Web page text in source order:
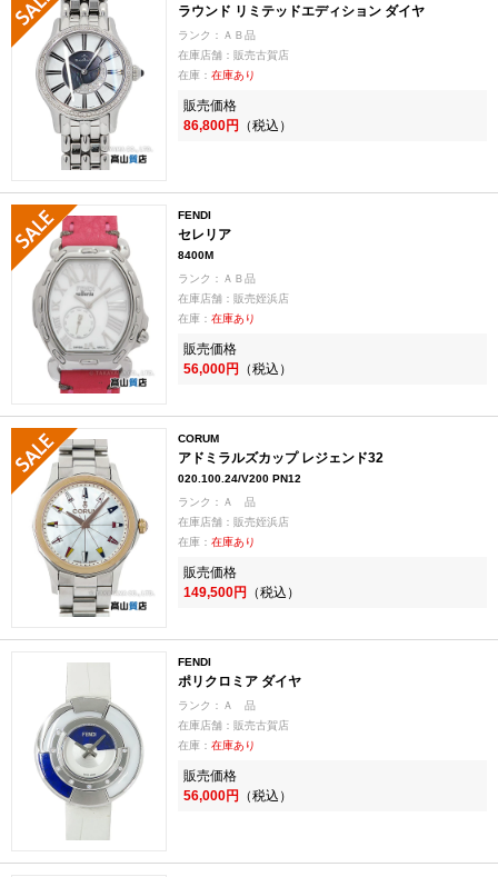
ラウンド リミテッドエディション ダイヤ
ランク：ＡＢ品
在庫店舗：販売古賀店
在庫： 在庫あり
販売価格
86,800円 （税込）
FENDI
セレリア
8400M
ランク：ＡＢ品
在庫店舗：販売姪浜店
在庫： 在庫あり
販売価格
56,000円 （税込）
CORUM
アドミラルズカップ レジェンド32
020.100.24/V200 PN12
ランク：Ａ 品
在庫店舗：販売姪浜店
在庫： 在庫あり
販売価格
149,500円 （税込）
FENDI
ポリクロミア ダイヤ
ランク：Ａ 品
在庫店舗：販売古賀店
在庫： 在庫あり
販売価格
56,000円 （税込）